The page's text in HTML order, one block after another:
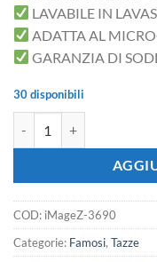
LAVABILE IN
ADATTA AL
GARANZIA DI
30 disponibili
COD: iMageZ-3690
Categorie: Famosi, Tazze